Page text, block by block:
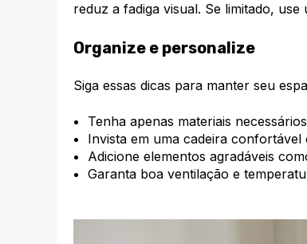
reduz a fadiga visual. Se limitado,
Organize e personalize
Siga essas dicas para manter seu
Tenha apenas materiais
Invista em uma cadeira
Adicione elementos agradáveis
Garanta boa ventilação e